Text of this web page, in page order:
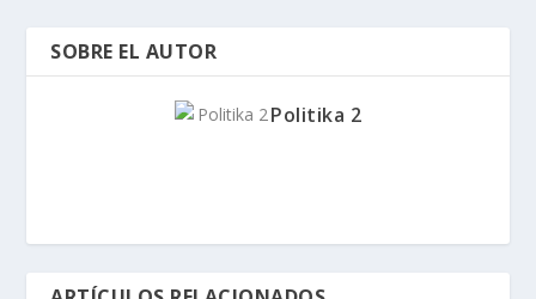
SOBRE EL AUTOR
Politika 2